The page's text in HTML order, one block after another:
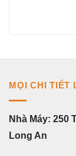
MỌI CHI TIẾT
Nhà Máy: 250
Long An